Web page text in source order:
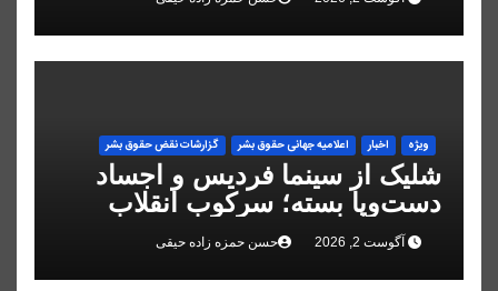
ویژه اخبار اعلاميه جهانی حقوق بشر گزارشات نقض حقوق بشر
شلیک از سینما فردیس و اجساد
دست‌وپا بسته؛ سرکوب انقلاب
ملی در البرز
آگوست 2, 2026 حسن حمزه زاده حیقی